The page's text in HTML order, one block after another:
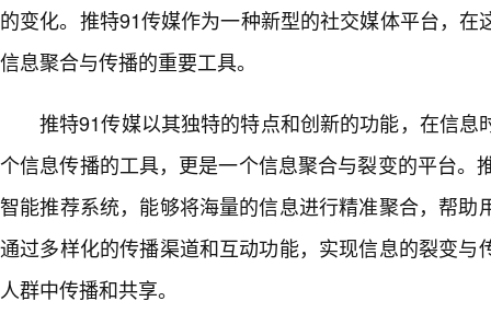
的变化。推特91传媒作为一种新型的社交媒体平台，
信息聚合与传播的重要工具。
推特91传媒以其独特的特点和创新的功能，在信息
个信息传播的工具，更是一个信息聚合与裂变的平台。
智能推荐系统，能够将海量的信息进行精准聚合，帮助
通过多样化的传播渠道和互动功能，实现信息的裂变与
人群中传播和共享。